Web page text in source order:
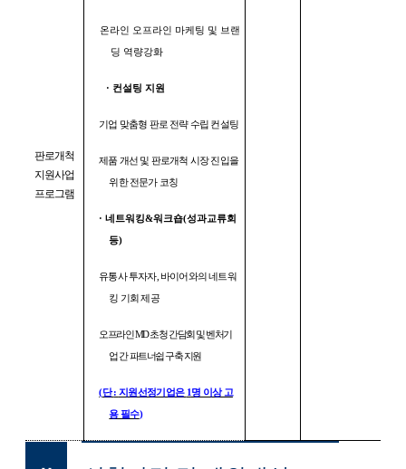
판로개척
지원사업
프로그램
온라인 오프라인 마케팅 및 브랜
딩 역량강화
· 컨설팅 지원
기업 맞춤형 판로 전략 수립 컨설팅
제품 개선 및 판로개척 시장 진입을
위한 전문가 코칭
·네트워킹&워크숍(성과교류회
등)
유통사 투자자, 바이어와의 네트워
킹 기회 제공
오프라인 MD초청 간담회 및 벤처기
업 간 파트너쉽 구축 지원
(단: 지원선정기업은 1 명 이상 고
용 필수)